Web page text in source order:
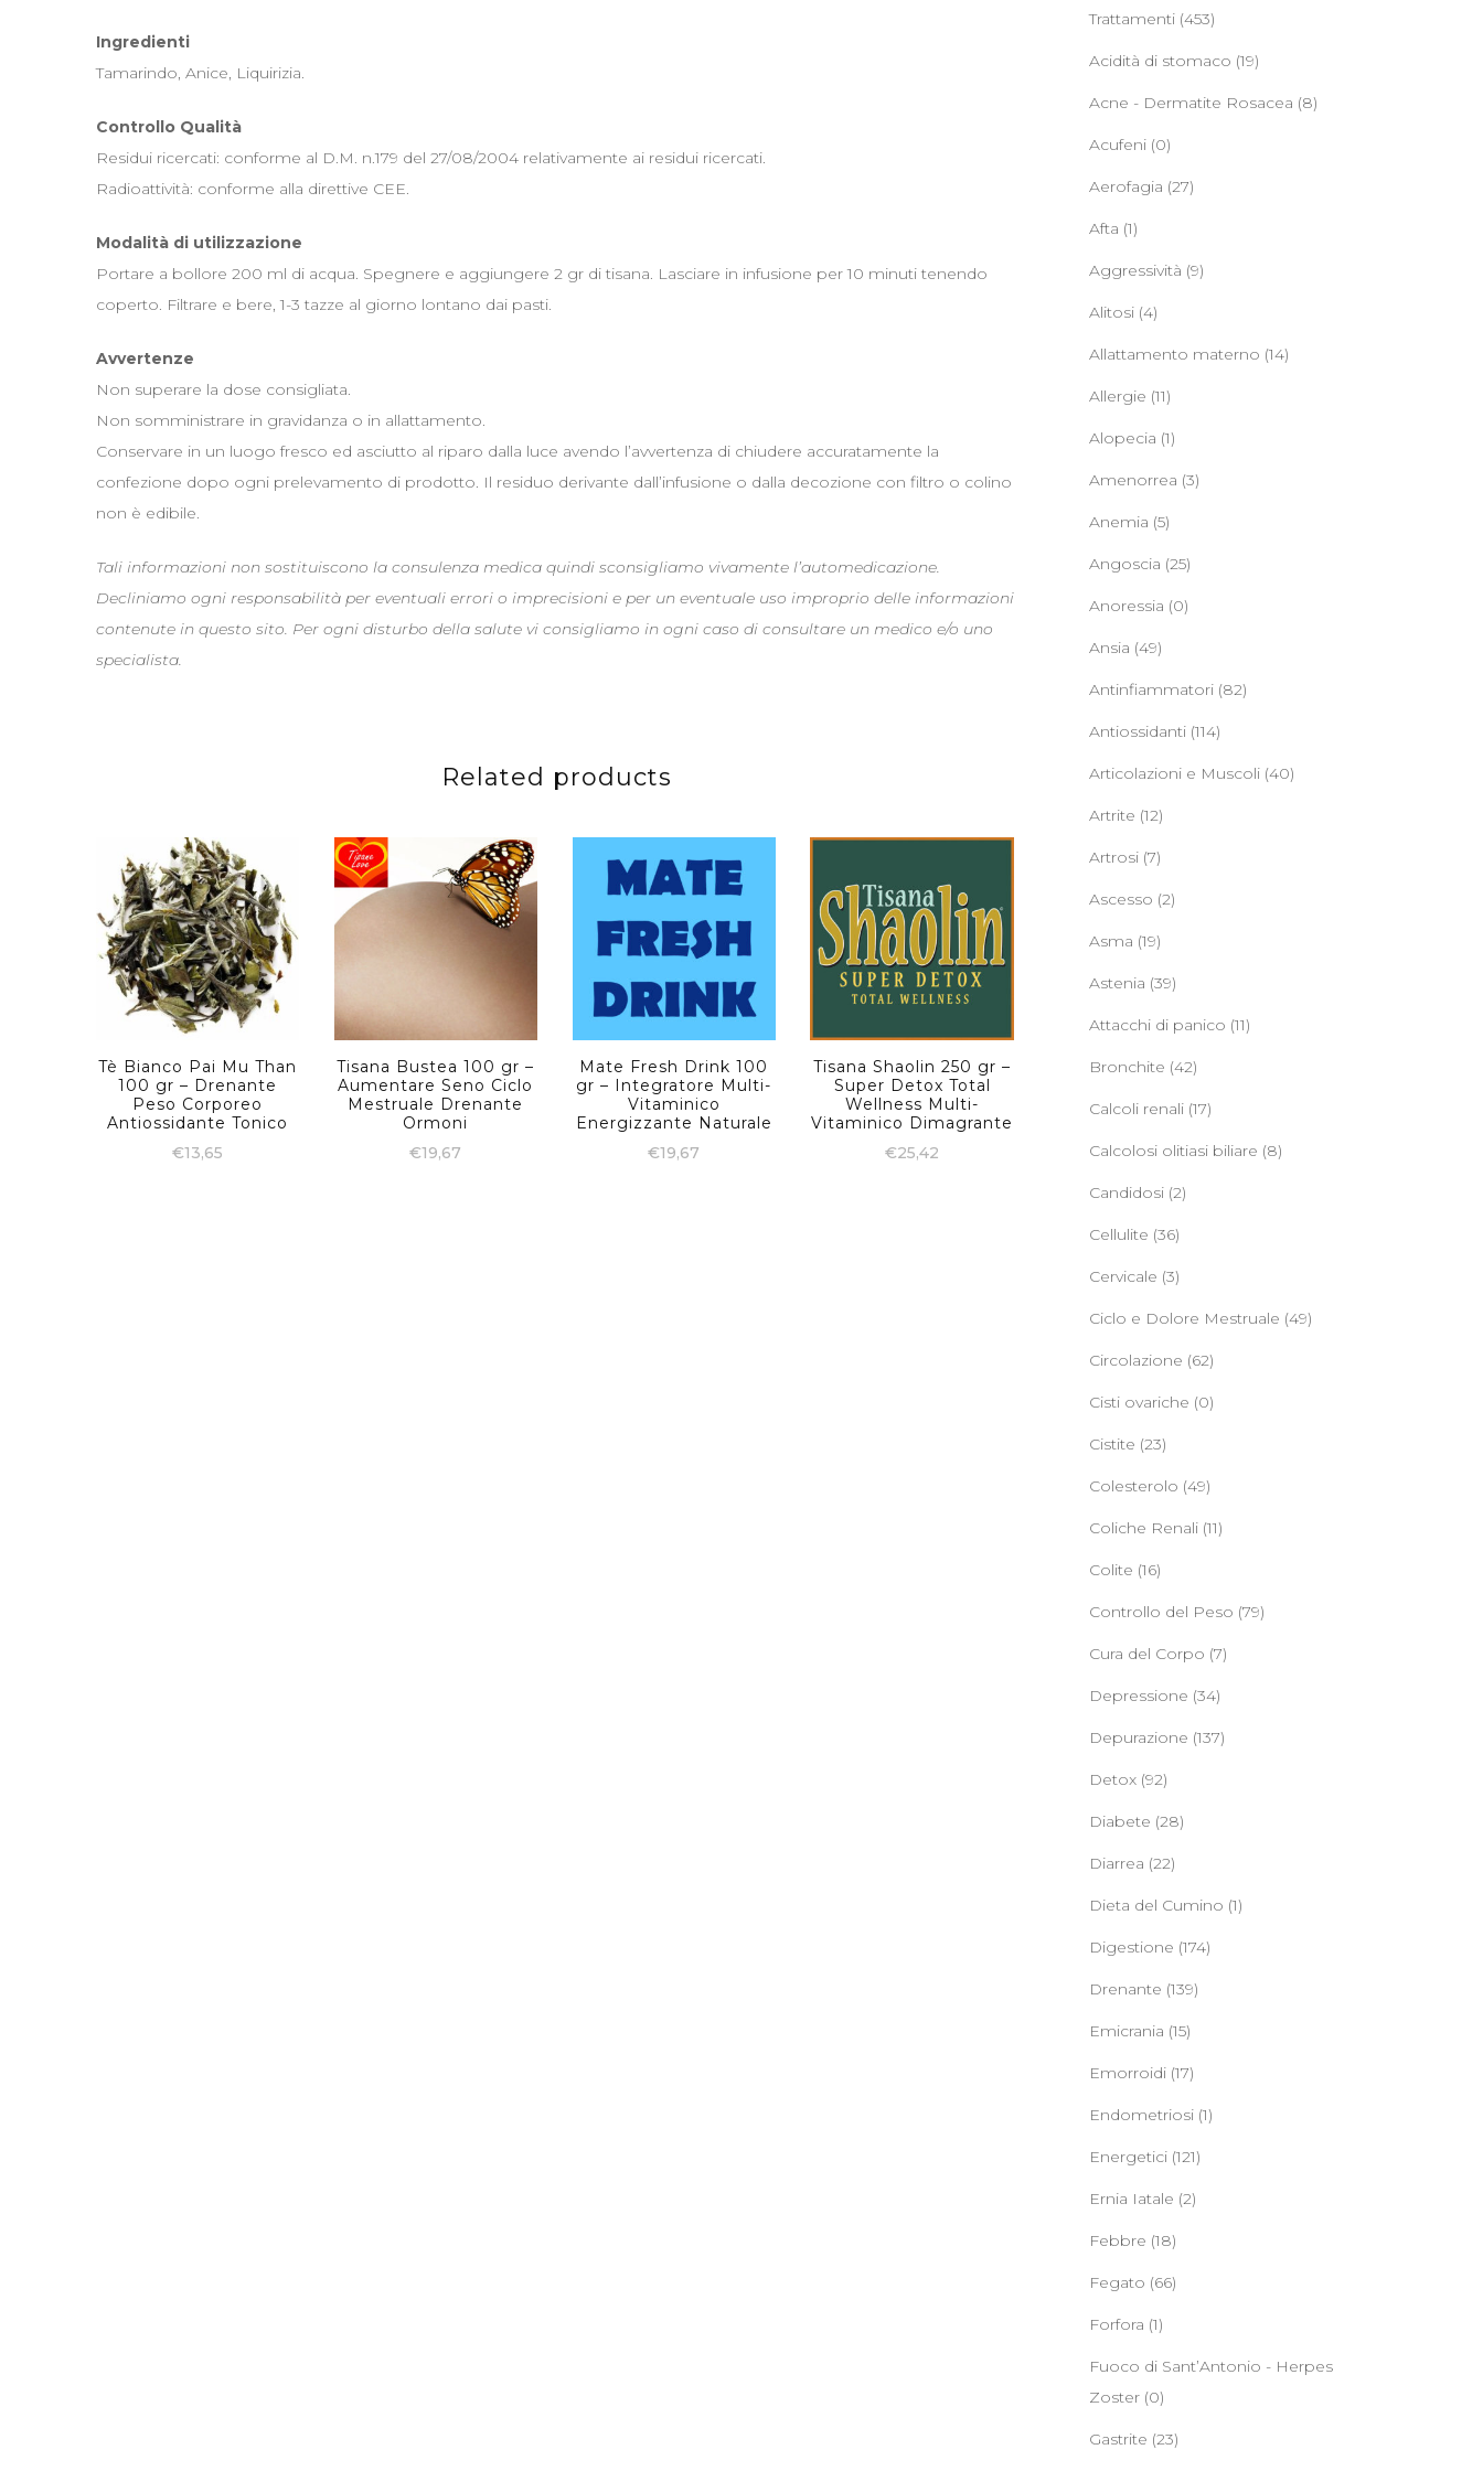
Ingredienti
Tamarindo, Anice, Liquirizia.
Controllo Qualità
Residui ricercati: conforme al D.M. n.179 del 27/08/2004 relativamente ai residui ricercati.
Radioattività: conforme alla direttive CEE.
Modalità di utilizzazione
Portare a bollore 200 ml di acqua. Spegnere e aggiungere 2 gr di tisana. Lasciare in infusione per 10 minuti tenendo
coperto. Filtrare e bere, 1-3 tazze al giorno lontano dai pasti.
Avvertenze
Non superare la dose consigliata.
Non somministrare in gravidanza o in allattamento.
Conservare in un luogo fresco ed asciutto al riparo dalla luce avendo l’avvertenza di chiudere accuratamente la
confezione dopo ogni prelevamento di prodotto. Il residuo derivante dall’infusione o dalla decozione con filtro o colino
non è edibile.
Tali informazioni non sostituiscono la consulenza medica quindi sconsigliamo vivamente l’automedicazione.
Decliniamo ogni responsabilità per eventuali errori o imprecisioni e per un eventuale uso improprio delle informazioni
contenute in questo sito. Per ogni disturbo della salute vi consigliamo in ogni caso di consultare un medico e/o uno
specialista.
Related products
Tè Bianco Pai Mu Than
100 gr – Drenante
Peso Corporeo
Antiossidante Tonico
€13,65
Tisana Bustea 100 gr –
Aumentare Seno Ciclo
Mestruale Drenante
Ormoni
€19,67
Mate Fresh Drink 100
gr – Integratore Multi-
Vitaminico
Energizzante Naturale
€19,67
Tisana Shaolin 250 gr –
Super Detox Total
Wellness Multi-
Vitaminico Dimagrante
€25,42
Trattamenti (453)
Acidità di stomaco (19)
Acne - Dermatite Rosacea (8)
Acufeni (0)
Aerofagia (27)
Afta (1)
Aggressività (9)
Alitosi (4)
Allattamento materno (14)
Allergie (11)
Alopecia (1)
Amenorrea (3)
Anemia (5)
Angoscia (25)
Anoressia (0)
Ansia (49)
Antinfiammatori (82)
Antiossidanti (114)
Articolazioni e Muscoli (40)
Artrite (12)
Artrosi (7)
Ascesso (2)
Asma (19)
Astenia (39)
Attacchi di panico (11)
Bronchite (42)
Calcoli renali (17)
Calcolosi olitiasi biliare (8)
Candidosi (2)
Cellulite (36)
Cervicale (3)
Ciclo e Dolore Mestruale (49)
Circolazione (62)
Cisti ovariche (0)
Cistite (23)
Colesterolo (49)
Coliche Renali (11)
Colite (16)
Controllo del Peso (79)
Cura del Corpo (7)
Depressione (34)
Depurazione (137)
Detox (92)
Diabete (28)
Diarrea (22)
Dieta del Cumino (1)
Digestione (174)
Drenante (139)
Emicrania (15)
Emorroidi (17)
Endometriosi (1)
Energetici (121)
Ernia Iatale (2)
Febbre (18)
Fegato (66)
Forfora (1)
Fuoco di Sant’Antonio - Herpes
Zoster (0)
Gastrite (23)